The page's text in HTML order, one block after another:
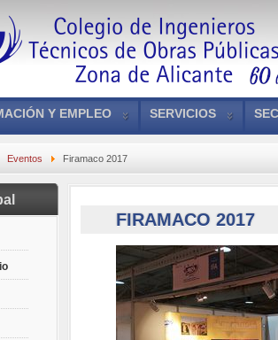
Y EMPLEO SERVICIOS
Eventos Firamaco 2017
FIRAMACO 2017